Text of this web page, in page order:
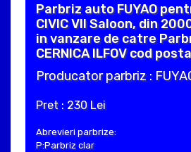
Parbriz auto FUYAO
CIVIC VII Saloon, din
in vanzare de catre
CERNICA ILFOV cod
Producator parbriz :
Pret : 230 Lei
Abrevieri parbrize:
P:Parbriz clar